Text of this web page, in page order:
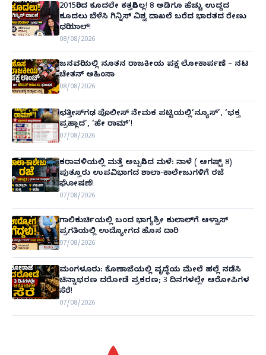
2015ರಿಂದ ಕೂದಲೇ ಕತ್ತರಿಸಿಲ್ಲ! 8 ಅಡಿಗೂ ಹೆಚ್ಚು ಉದ್ದದ
ಕೂದಲು ಬೆಳೆಸಿ ಗಿನ್ನಿಸ್ ವಿಶ್ವ ದಾಖಲೆ ಬರೆದ ಭಾರತದ ರೇಣು
ಧರಿಯಾಲ್!
08/08/2026
ಜನವರಿಯಲ್ಲಿ ನೂತನ ರಾಜಕೀಯ ಪಕ್ಷ ಲೋಕಾರ್ಪಣೆ – ನಟ
ಚೇತನ್ ಅಹಿಂಸಾ
08/08/2026
ಛತ್ತೀಸ್‌ಗಢ ಪೊಲೀಸ್ ನೇಮಕ ಪಟ್ಟಿಯಲ್ಲಿ‘ನ್ಯೂಸ್’, ‘ಭಕ್ತ
ಪ್ರಹ್ಲಾದ’, ‘ಹೇ ರಾಮ್’!
07/08/2026
ಕರಾವಳಿಯಲ್ಲಿ ಮತ್ತೆ ಅಬ್ಬರಿಸಿದ ಮಳೆ: ನಾಳೆ ( ಆಗಷ್ಟ್ 8)
ಪುತ್ತೂರು ಉಪವಿಭಾಗದ ಶಾಲಾ-ಕಾಲೇಜುಗಳಿಗೆ ರಜೆ
ಘೋಷಣೆ!
07/08/2026
ಗಾಲಿಕುರ್ಚಿಯಲ್ಲಿ ಬಂದ ಭಾಗ್ಯಶ್ರೀ ಕುಲಾಲ್‌ಗೆ ಆಳ್ವಾಸ್
ಪ್ರಗತಿಯಲ್ಲಿ ಉದ್ಯೋಗದ ಹೊಸ ದಾರಿ
07/08/2026
ಮಂಗಳೂರು: ಕೊಣಾಜೆಯಲ್ಲಿ ವೃದ್ಧೆಯ ಮೇಲೆ ಹಲ್ಲೆ ನಡೆಸಿ
ಚಿನ್ನಾಭರಣ ದರೋಡೆ ಪ್ರಕರಣ; 3 ದಿನಗಳಲ್ಲೇ ಆರೋಪಿಗಳ
ಸೆರೆ!
07/08/2026